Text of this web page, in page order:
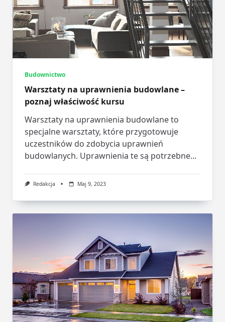
Budownictwo
Warsztaty na uprawnienia budowlane –
poznaj właściwość kursu
Warsztaty na uprawnienia budowlane to
specjalne warsztaty, które przygotowuje
uczestników do zdobycia uprawnień
budowlanych. Uprawnienia te są potrzebne...
Redakcja Maj 9, 2023